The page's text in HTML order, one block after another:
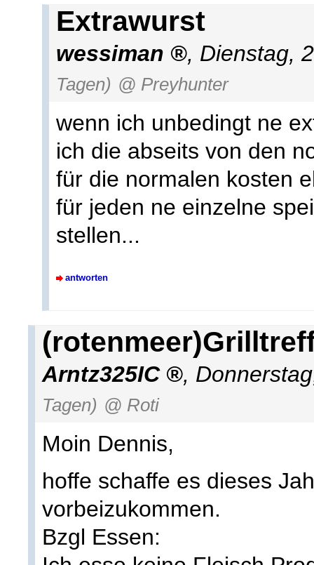
Extrawurst
wessiman , Dienstag,
Tagen) @ Preyhunter
wenn ich unbedingt ne
ich die abseits von den
für die normalen kosten
für jeden ne einzelne
stellen...
antworten
Arntz325IC ,
Tagen) @ Roti
Moin Dennis,
hoffe schaffe es dieses
vorbeizukommen.
Bzgl Essen: